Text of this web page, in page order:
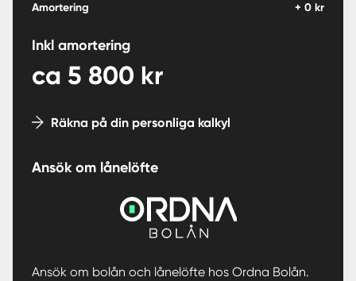
Amortering + 0 kr
Inkl amortering
ca 5 800 kr
Räkna på din personliga kalkyl
Ansök om lånelöfte
Ansök om bolån och lånelöfte hos Ordna Bolån.